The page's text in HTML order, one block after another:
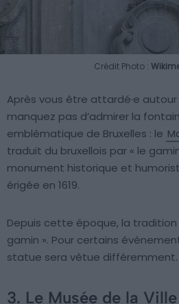
Crédit Photo :
Après vous être attardé·e
manquez pas d’admirer la
emblématique de Bruxelles : le
traduit du bruxellois par « le
monument historique et
érigée en 1619.
Depuis cette époque, la tradition
gamin ». Pour certains
statue sera vêtue différemment.
3. Le Musée de la